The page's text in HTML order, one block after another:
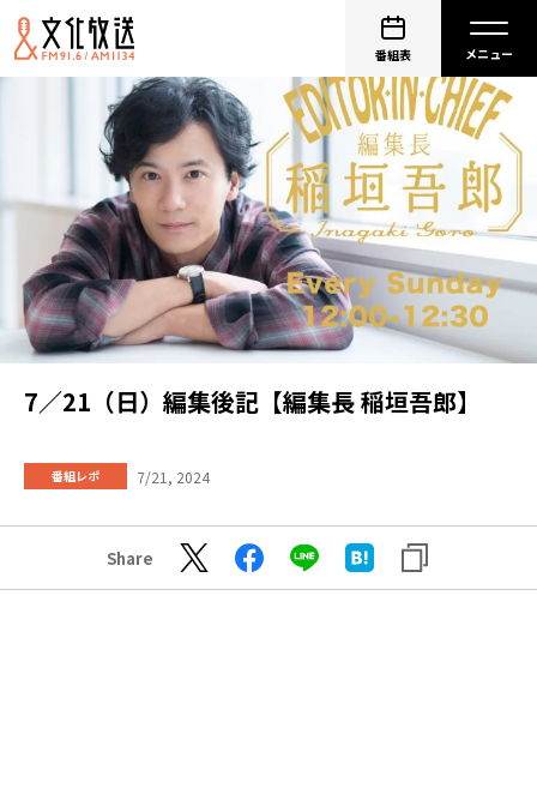
番組表
7／21（日）編集後記【編集長 稲垣吾郎】
番組レポ 7/21, 2024
Share